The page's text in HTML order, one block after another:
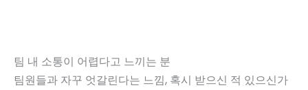
팀 내 소통이 어렵다고 느끼는 분
팀원들과 자꾸 엇갈린다는 느낌, 혹시 받으신 적 있으신가